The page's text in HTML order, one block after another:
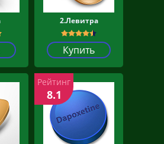
2.Левитра
Купить
Рейтинг
8.1